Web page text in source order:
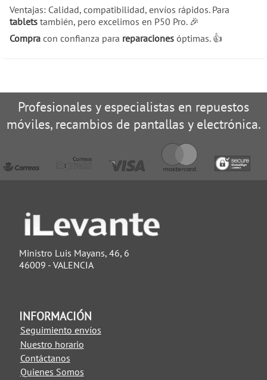
Ventajas: Calidad, compatibilidad, envíos rápidos. Para
tablets también, pero excelimos en P50 Pro. 🎉
Compra con confianza para reparaciones óptimas. 👍
Profesionales y especialistas en repuestos
móviles, recambios de pantallas y electrónica.
Ministro Luis Mayans, 46, 6
46009 - VALENCIA
INFORMACIÓN
Seguimiento envíos
Nuestro horario
Contáctanos
Quienes Somos